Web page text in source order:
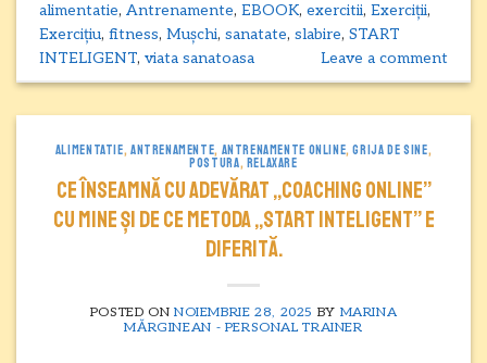
alimentatie,Antrenamente,EBOOK,exercitii,Exerciții,
Exercițiu,fitness,Mușchi,sanatate,slabire,START
INTELIGENT,viata sanatoasa Leave a comment
ALIMENTATIE,ANTRENAMENTE, ANTRENAMENTE ONLINE,GRIJA DE SINE,
POSTURA,RELAXARE
Ce înseamnă cu adevărat „coaching online”
cu mine și de ce metoda „Start Inteligent” e
diferită.
POSTED ON NOIEMBRIE 28, 2025 BY MARINA
MĂRGINEAN - PERSONAL TRAINER